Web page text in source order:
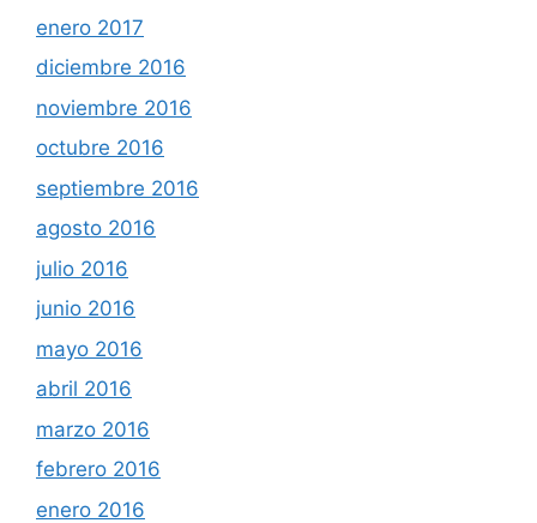
enero 2017
diciembre 2016
noviembre 2016
octubre 2016
septiembre 2016
agosto 2016
julio 2016
junio 2016
mayo 2016
abril 2016
marzo 2016
febrero 2016
enero 2016